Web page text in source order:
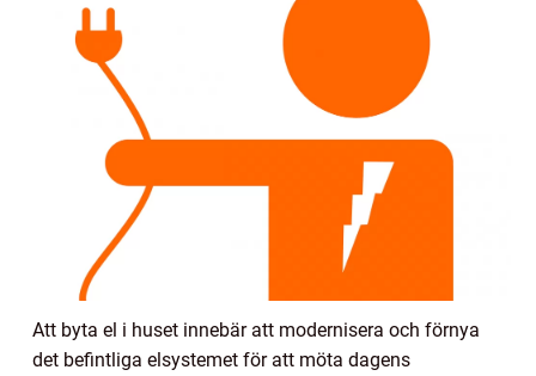
Att byta el i huset innebär att modernisera och förnya
det befintliga elsystemet för att möta dagens